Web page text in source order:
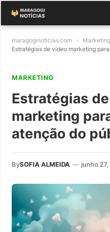
maragoginoticias.com » Marketing
Estratégias de vídeo marketing
MARKETING
Estratégias
marketing
atenção do
BySOFIA ALMEIDA — junho